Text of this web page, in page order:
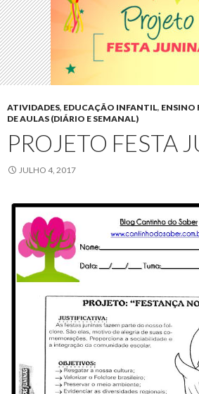
ATIVIDADES, EDUCAÇÃO INFANTIL, ENSINO
DE AULAS (DIÁRIO E SEMANAL)
PROJETO FESTA
JULHO 4, 2017